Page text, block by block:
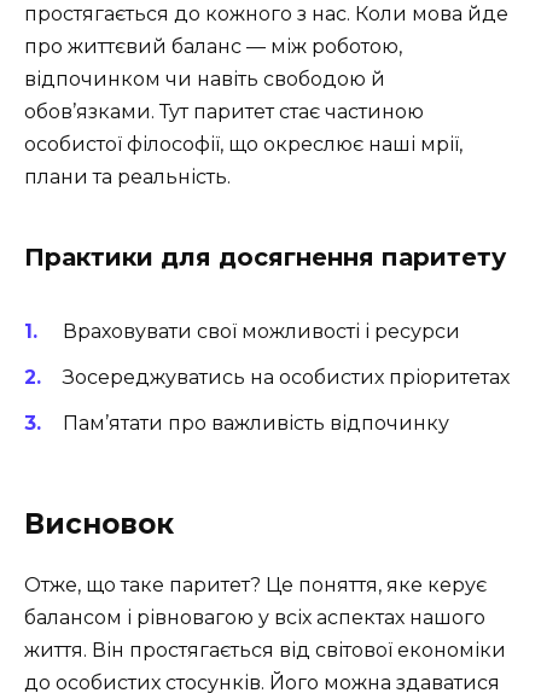
простягається до кожного з нас. Коли мова йде
про життєвий баланс — між роботою,
відпочинком чи навіть свободою й
обов’язками. Тут паритет стає частиною
особистої філософії, що окреслює наші мрії,
плани та реальність.
Практики для досягнення паритету
Враховувати свої можливості і ресурси
Зосереджуватись на особистих пріоритетах
Пам’ятати про важливість відпочинку
Висновок
Отже, що таке паритет? Це поняття, яке керує
балансом і рівновагою у всіх аспектах нашого
життя. Він простягається від світової економіки
до особистих стосунків. Його можна здаватися